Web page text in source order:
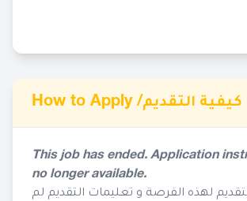
How to Apply /كيفية التقديم
This job has ended. Application
no longer available.
لهذه الفرصة و تعليمات التقديم لم